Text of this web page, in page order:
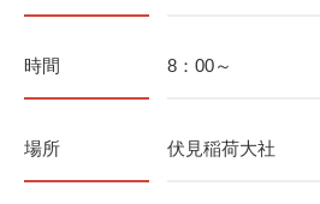
時間 8：00～
場所 伏見稲荷大社